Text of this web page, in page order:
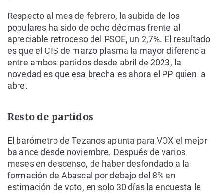
Respecto al mes de febrero, la subida de los
populares ha sido de ocho décimas frente al
apreciable retroceso del PSOE, un 2,7%. El resultado
es que el CIS de marzo plasma la mayor diferencia
entre ambos partidos desde abril de 2023, la
novedad es que esa brecha es ahora el PP quien la
abre.
Resto de partidos
El barómetro de Tezanos apunta para VOX el mejor
balance desde noviembre. Después de varios
meses en descenso, de haber desfondado a la
formación de Abascal por debajo del 8% en
estimación de voto, en solo 30 días la encuesta le